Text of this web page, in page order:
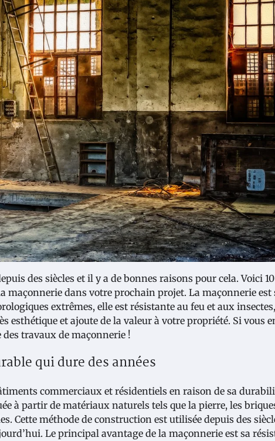
des siècles et il y a de bonnes raisons pour cela. Voici
maçonnerie dans votre prochain projet. La maçonnerie est
extrêmes, elle est résistante au feu et aux
esthétique et ajoute de la valeur à votre propriété. Si vous
travaux de maçonnerie !
qui dure des années
commerciaux et résidentiels en raison de sa
à partir de matériaux naturels tels que la pierre, les
Cette méthode de construction est utilisée depuis des
Le principal avantage de la maçonnerie est sa